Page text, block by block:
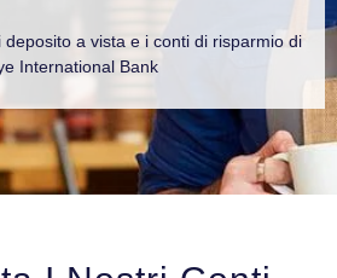
a vista e i conti di risparmio di
International Bank